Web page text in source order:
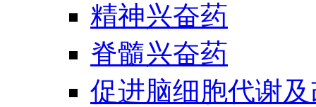
精神兴奋药
脊髓兴奋药
促进脑细胞代谢